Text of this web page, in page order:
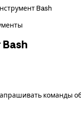
Bash
команды